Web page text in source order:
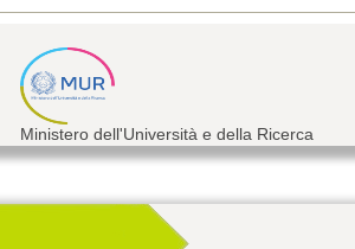
Ministero dell'Università e della Ricerca